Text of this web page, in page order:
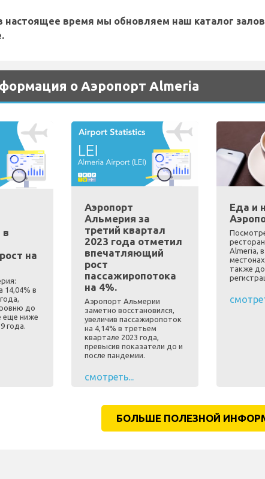
настоящее время мы обновляем наш каталог
о Аэропорт Almeria
в
на
14,04% в
до
еще ниже
года.
Аэропорт
Альмерия за
третий квартал
2023 года отметил
впечатляющий
рост
пассажиропотока
на 4%.
Аэропорт Альмерии
заметно восстановился,
увеличив пассажиропоток
на 4,14% в третьем
квартале 2023 года,
превысив показатели до и
после пандемии.
смотреть...
Еда и
Almeria,
также до
БОЛЬШЕ ПОЛЕЗНОЙ